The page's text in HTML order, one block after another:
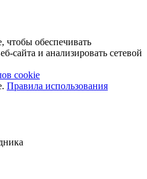
обеспечивать
сайта и анализировать сетевой
cookie
Правила использования